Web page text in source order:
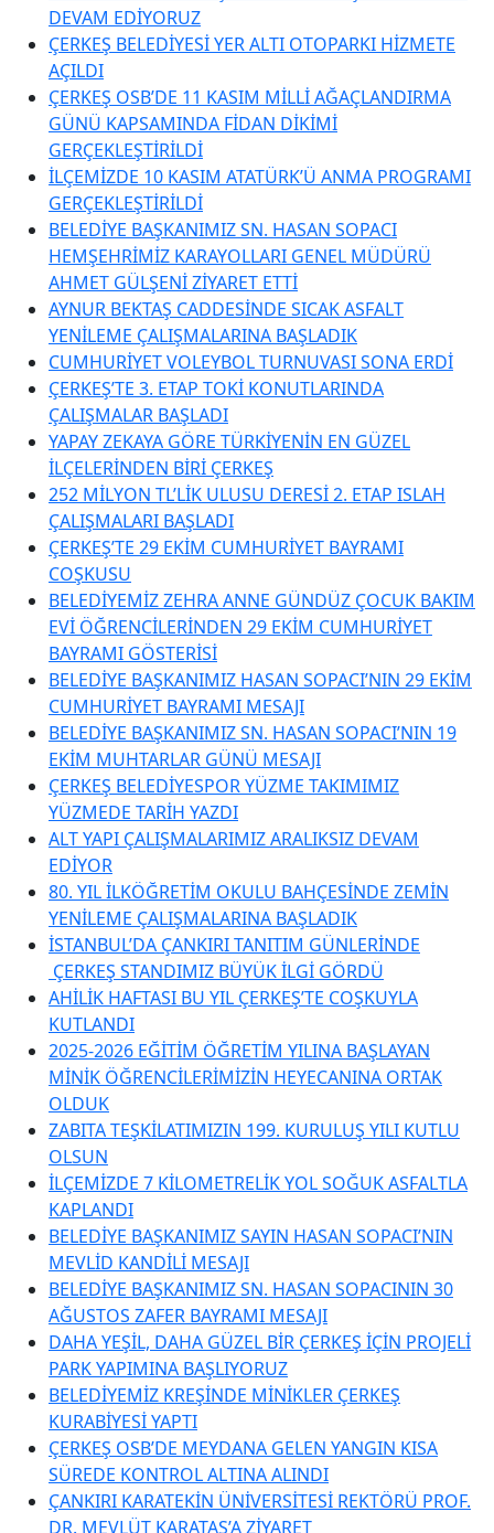
DEVAM EDİYORUZ
ÇERKEŞ BELEDİYESİ YER ALTI OTOPARKI HİZMETE
AÇILDI
ÇERKEŞ OSB’DE 11 KASIM MİLLİ AĞAÇLANDIRMA
GÜNÜ KAPSAMINDA FİDAN DİKİMİ
GERÇEKLEŞTİRİLDİ
İLÇEMİZDE 10 KASIM ATATÜRK’Ü ANMA PROGRAMI
GERÇEKLEŞTİRİLDİ
BELEDİYE BAŞKANIMIZ SN. HASAN SOPACI
HEMŞEHRİMİZ KARAYOLLARI GENEL MÜDÜRÜ
AHMET GÜLŞENİ ZİYARET ETTİ
AYNUR BEKTAŞ CADDESİNDE SICAK ASFALT
YENİLEME ÇALIŞMALARINA BAŞLADIK
CUMHURİYET VOLEYBOL TURNUVASI SONA ERDİ
ÇERKEŞ’TE 3. ETAP TOKİ KONUTLARINDA
ÇALIŞMALAR BAŞLADI
YAPAY ZEKAYA GÖRE TÜRKİYENİN EN GÜZEL
İLÇELERİNDEN BİRİ ÇERKEŞ
252 MİLYON TL’LİK ULUSU DERESİ 2. ETAP ISLAH
ÇALIŞMALARI BAŞLADI
ÇERKEŞ’TE 29 EKİM CUMHURİYET BAYRAMI
COŞKUSU
BELEDİYEMİZ ZEHRA ANNE GÜNDÜZ ÇOCUK BAKIM
EVİ ÖĞRENCİLERİNDEN 29 EKİM CUMHURİYET
BAYRAMI GÖSTERİSİ
BELEDİYE BAŞKANIMIZ HASAN SOPACI’NIN 29 EKİM
CUMHURİYET BAYRAMI MESAJI
BELEDİYE BAŞKANIMIZ SN. HASAN SOPACI’NIN 19
EKİM MUHTARLAR GÜNÜ MESAJI
ÇERKEŞ BELEDİYESPOR YÜZME TAKIMIMIZ
YÜZMEDE TARİH YAZDI
ALT YAPI ÇALIŞMALARIMIZ ARALIKSIZ DEVAM
EDİYOR
80. YIL İLKÖĞRETİM OKULU BAHÇESİNDE ZEMİN
YENİLEME ÇALIŞMALARINA BAŞLADIK
İSTANBUL’DA ÇANKIRI TANITIM GÜNLERİNDE
ÇERKEŞ STANDIMIZ BÜYÜK İLGİ GÖRDÜ
AHİLİK HAFTASI BU YIL ÇERKEŞ’TE COŞKUYLA
KUTLANDI
2025-2026 EĞİTİM ÖĞRETİM YILINA BAŞLAYAN
MİNİK ÖĞRENCİLERİMİZİN HEYECANINA ORTAK
OLDUK
ZABITA TEŞKİLATIMIZIN 199. KURULUŞ YILI KUTLU
OLSUN
İLÇEMİZDE 7 KİLOMETRELİK YOL SOĞUK ASFALTLA
KAPLANDI
BELEDİYE BAŞKANIMIZ SAYIN HASAN SOPACI’NIN
MEVLİD KANDİLİ MESAJI
BELEDİYE BAŞKANIMIZ SN. HASAN SOPACININ 30
AĞUSTOS ZAFER BAYRAMI MESAJI
DAHA YEŞİL, DAHA GÜZEL BİR ÇERKEŞ İÇİN PROJELİ
PARK YAPIMINA BAŞLIYORUZ
BELEDİYEMİZ KREŞİNDE MİNİKLER ÇERKEŞ
KURABİYESİ YAPTI
ÇERKEŞ OSB’DE MEYDANA GELEN YANGIN KISA
SÜREDE KONTROL ALTINA ALINDI
ÇANKIRI KARATEKİN ÜNİVERSİTESİ REKTÖRÜ PROF.
DR. MEVLÜT KARATAŞ’A ZİYARET